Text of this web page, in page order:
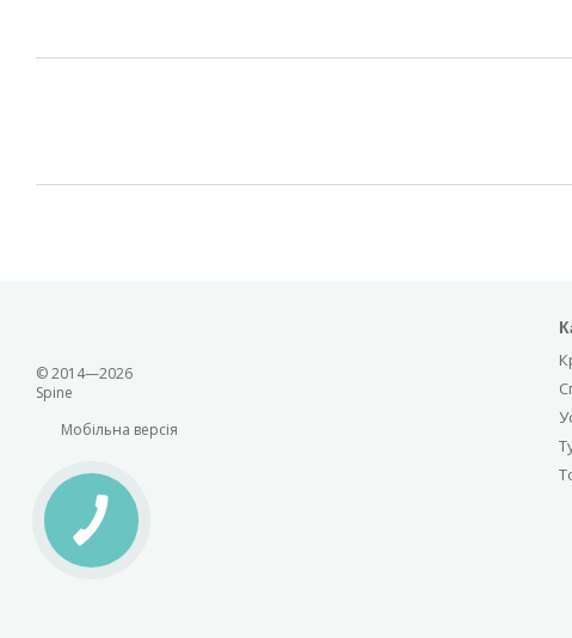
© 2014—2026
Spine
Мобільна версія